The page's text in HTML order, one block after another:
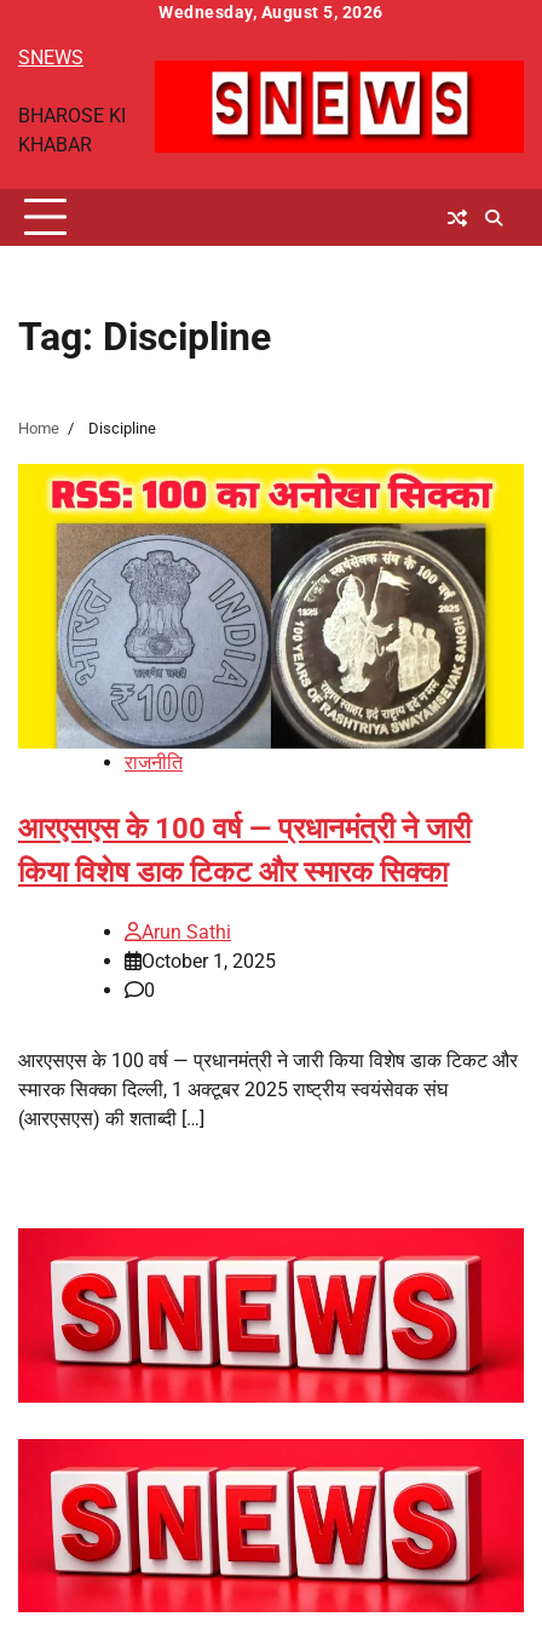
content
Wednesday, August 5, 2026
SNEWS
BHAROSE KI
KHABAR
Tag: Discipline
Home Discipline
राजनीति
आरएसएस के 100 वर्ष — प्रधानमंत्री ने जारी
किया विशेष डाक टिकट और स्मारक सिक्का
Arun Sathi
October 1, 2025
0
आरएसएस के 100 वर्ष — प्रधानमंत्री ने जारी किया विशेष डाक टिकट और
स्मारक सिक्का दिल्ली, 1 अक्टूबर 2025 राष्ट्रीय स्वयंसेवक संघ
(आरएसएस) की शताब्दी […]